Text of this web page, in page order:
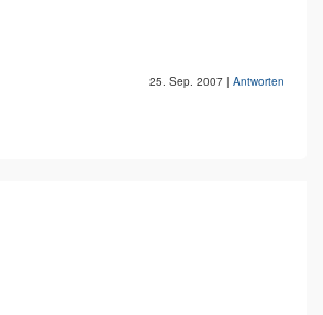
25. Sep. 2007 | Antworten